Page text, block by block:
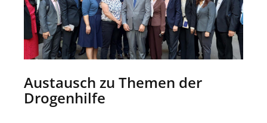
Austausch zu Themen der
Drogenhilfe